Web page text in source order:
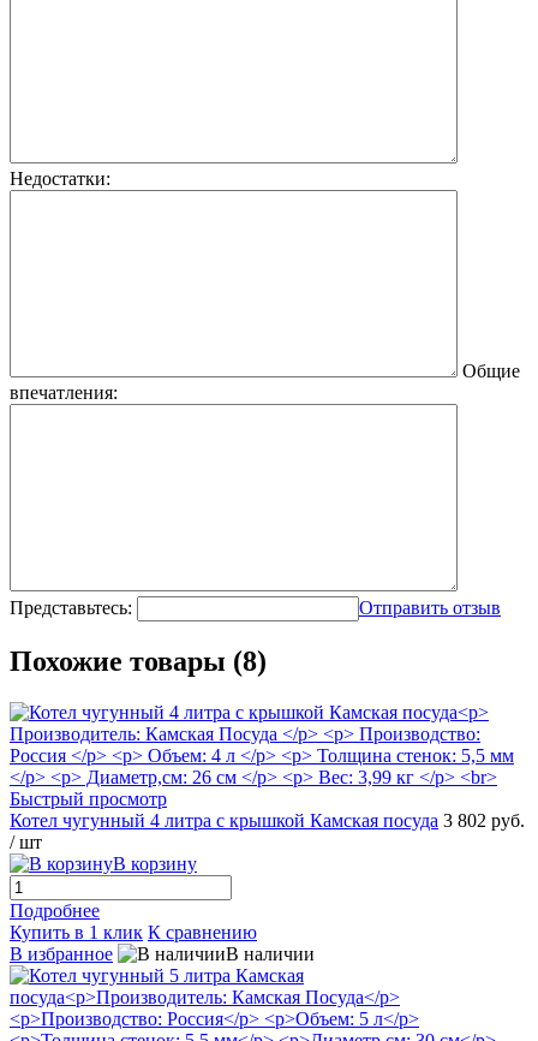
Недостатки:
Общие
впечатления:
Представьтесь: Отправить отзыв
Похожие товары (8)
Быстрый просмотр
Котел чугунный 4 литра с крышкой Камская посуда 3 802 руб.
/ шт
В корзину
Подробнее
Купить в 1 клик К сравнению
В избранное
В наличии